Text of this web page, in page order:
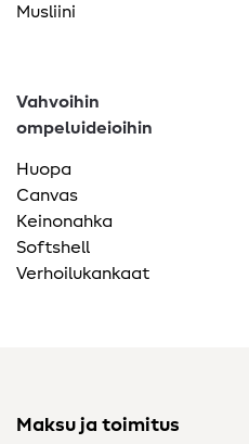
Musliini
Vahvoihin
ompeluideioihin
Huopa
Canvas
Keinonahka
Softshell
Verhoilukankaat
Maksu ja toimitus